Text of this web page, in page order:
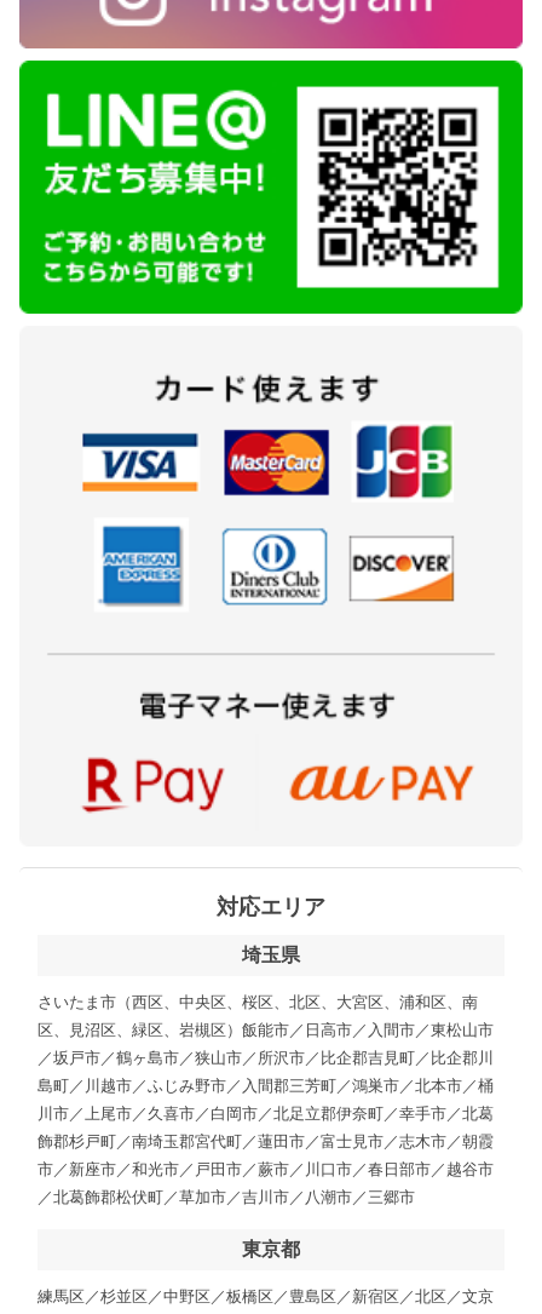
対応エリア
埼玉県
さいたま市（西区、中央区、桜区、北区、大宮区、浦和区、南
区、見沼区、緑区、岩槻区）飯能市／日高市／入間市／東松山市
／坂戸市／鶴ヶ島市／狭山市／所沢市／比企郡吉見町／比企郡川
島町／川越市／ふじみ野市／入間郡三芳町／鴻巣市／北本市／桶
川市／上尾市／久喜市／白岡市／北足立郡伊奈町／幸手市／北葛
飾郡杉戸町／南埼玉郡宮代町／蓮田市／富士見市／志木市／朝霞
市／新座市／和光市／戸田市／蕨市／川口市／春日部市／越谷市
／北葛飾郡松伏町／草加市／吉川市／八潮市／三郷市
東京都
練馬区／杉並区／中野区／板橋区／豊島区／新宿区／北区／文京